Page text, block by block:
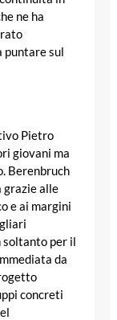
ne ha
puntare sul
Pietro
giovani ma
Berenbruch
grazie alle
e ai margini
soltanto per il
da
concreti